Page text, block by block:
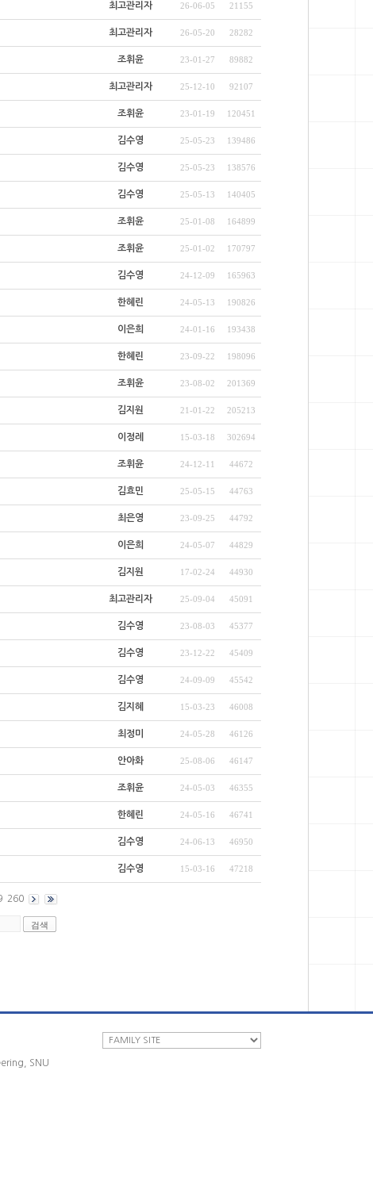
최고관리자 26-06-05 21155
최고관리자 26-05-20 28282
조휘윤 23-01-27 89882
최고관리자 25-12-10 92107
조휘윤 23-01-19 120451
김수영 25-05-23 139486
김수영 25-05-23 138576
김수영 25-05-13 140405
조휘윤 25-01-08 164899
조휘윤 25-01-02 170797
김수영 24-12-09 165963
한혜린 24-05-13 190826
이은희 24-01-16 193438
한혜린 23-09-22 198096
조휘윤 23-08-02 201369
김지원 21-01-22 205213
이정례 15-03-18 302694
조휘윤 24-12-11 44672
김효민 25-05-15 44763
최은영 23-09-25 44792
이은희 24-05-07 44829
김지원 17-02-24 44930
최고관리자 25-09-04 45091
김수영 23-08-03 45377
김수영 23-12-22 45409
김수영 24-09-09 45542
김지혜 15-03-23 46008
최정미 24-05-28 46126
안아화 25-08-06 46147
조휘윤 24-05-03 46355
한혜린 24-05-16 46741
김수영 24-06-13 46950
김수영 15-03-16 47218
260
SNU